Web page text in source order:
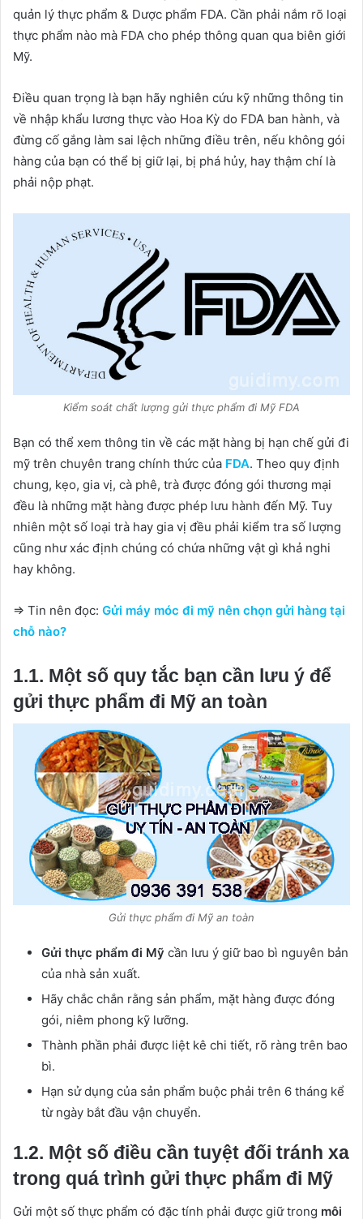
quản lý thực phẩm & Dược phẩm FDA. Cần phải nắm rõ loại
thực phẩm nào mà FDA cho phép thông quan qua biên giới
Mỹ.
Điều quan trọng là bạn hãy nghiên cứu kỹ những thông tin
về nhập khẩu lương thực vào Hoa Kỳ do FDA ban hành, và
đừng cố gắng làm sai lệch những điều trên, nếu không gói
hàng của bạn có thể bị giữ lại, bị phá hủy, hay thậm chí là
phải nộp phạt.
Kiểm soát chất lượng gửi thực phẩm đi Mỹ FDA
Bạn có thể xem thông tin về các mặt hàng bị hạn chế gửi đi
mỹ trên chuyên trang chính thức của FDA. Theo quy định
chung, kẹo, gia vị, cà phê, trà được đóng gói thương mại
đều là những mặt hàng được phép lưu hành đến Mỹ. Tuy
nhiên một số loại trà hay gia vị đều phải kiểm tra số lượng
cũng như xác định chúng có chứa những vật gì khả nghi
hay không.
=> Tin nên đọc: Gửi máy móc đi mỹ nên chọn gửi hàng tại
chỗ nào?
1.1. Một số quy tắc bạn cần lưu ý để
gửi thực phẩm đi Mỹ an toàn
Gửi thực phẩm đi Mỹ an toàn
Gửi thực phẩm đi Mỹ cần lưu ý giữ bao bì nguyên bản
của nhà sản xuất.
Hãy chắc chắn rằng sản phẩm, mặt hàng được đóng
gói, niêm phong kỹ lưỡng.
Thành phần phải được liệt kê chi tiết, rõ ràng trên bao
bì.
Hạn sử dụng của sản phẩm buộc phải trên 6 tháng kể
từ ngày bắt đầu vận chuyển.
1.2. Một số điều cần tuyệt đối tránh xa
trong quá trình gửi thực phẩm đi Mỹ
Gửi một số thực phẩm có đặc tính phải được giữ trong môi